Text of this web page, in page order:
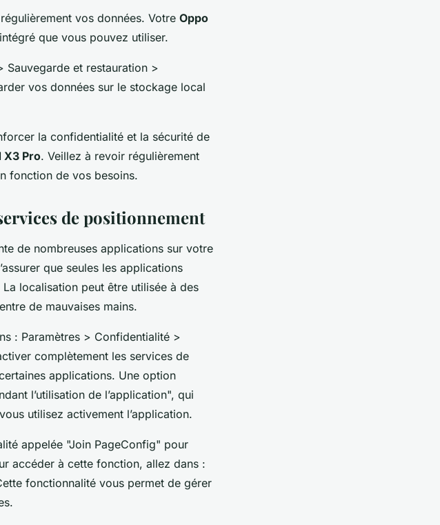
vos données. Votre Oppo
que vous pouvez utiliser.
Sauvegarde et restauration >
vos données sur le stockage local
la confidentialité et la sécurité de
X3 Pro. Veillez à revoir régulièrement
fonction de vos besoins.
de positionnement
de nombreuses applications sur votre
que seules les applications
localisation peut être utilisée à des
de mauvaises mains.
: Paramètres > Confidentialité >
complètement les services de
applications. Une option
l’utilisation de l’application", qui
utilisez activement l’application.
appelée "Join PageConfig" pour
accéder à cette fonction, allez dans :
fonctionnalité vous permet de gérer